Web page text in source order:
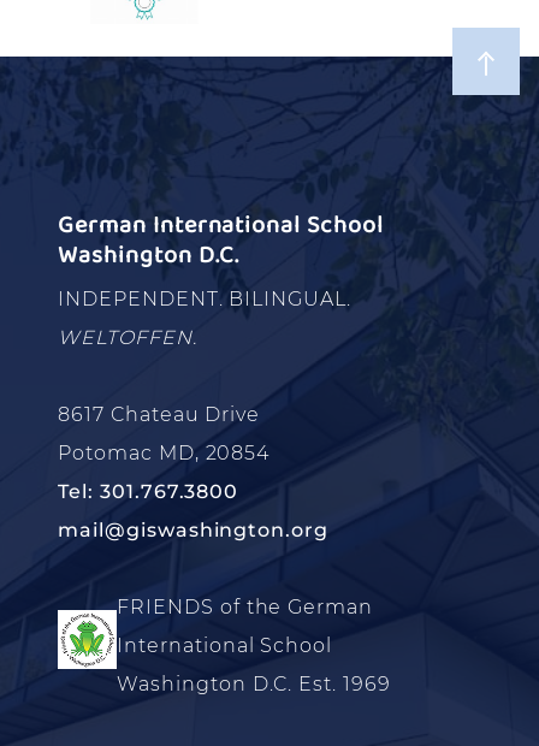
German International School
Washington D.C.
INDEPENDENT. BILINGUAL.
WELTOFFEN.
8617 Chateau Drive
Potomac MD, 20854
Tel: 301.767.3800
mail@giswashington.org
FRIENDS of the German
International School
Washington D.C. Est. 1969